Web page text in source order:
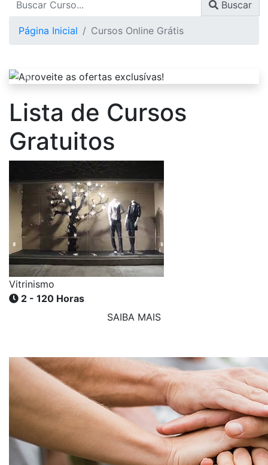
Buscar
Página Inicial Cursos Online Grátis
Lista de Cursos
Gratuitos
Vitrinismo
2 - 120 Horas
SAIBA MAIS